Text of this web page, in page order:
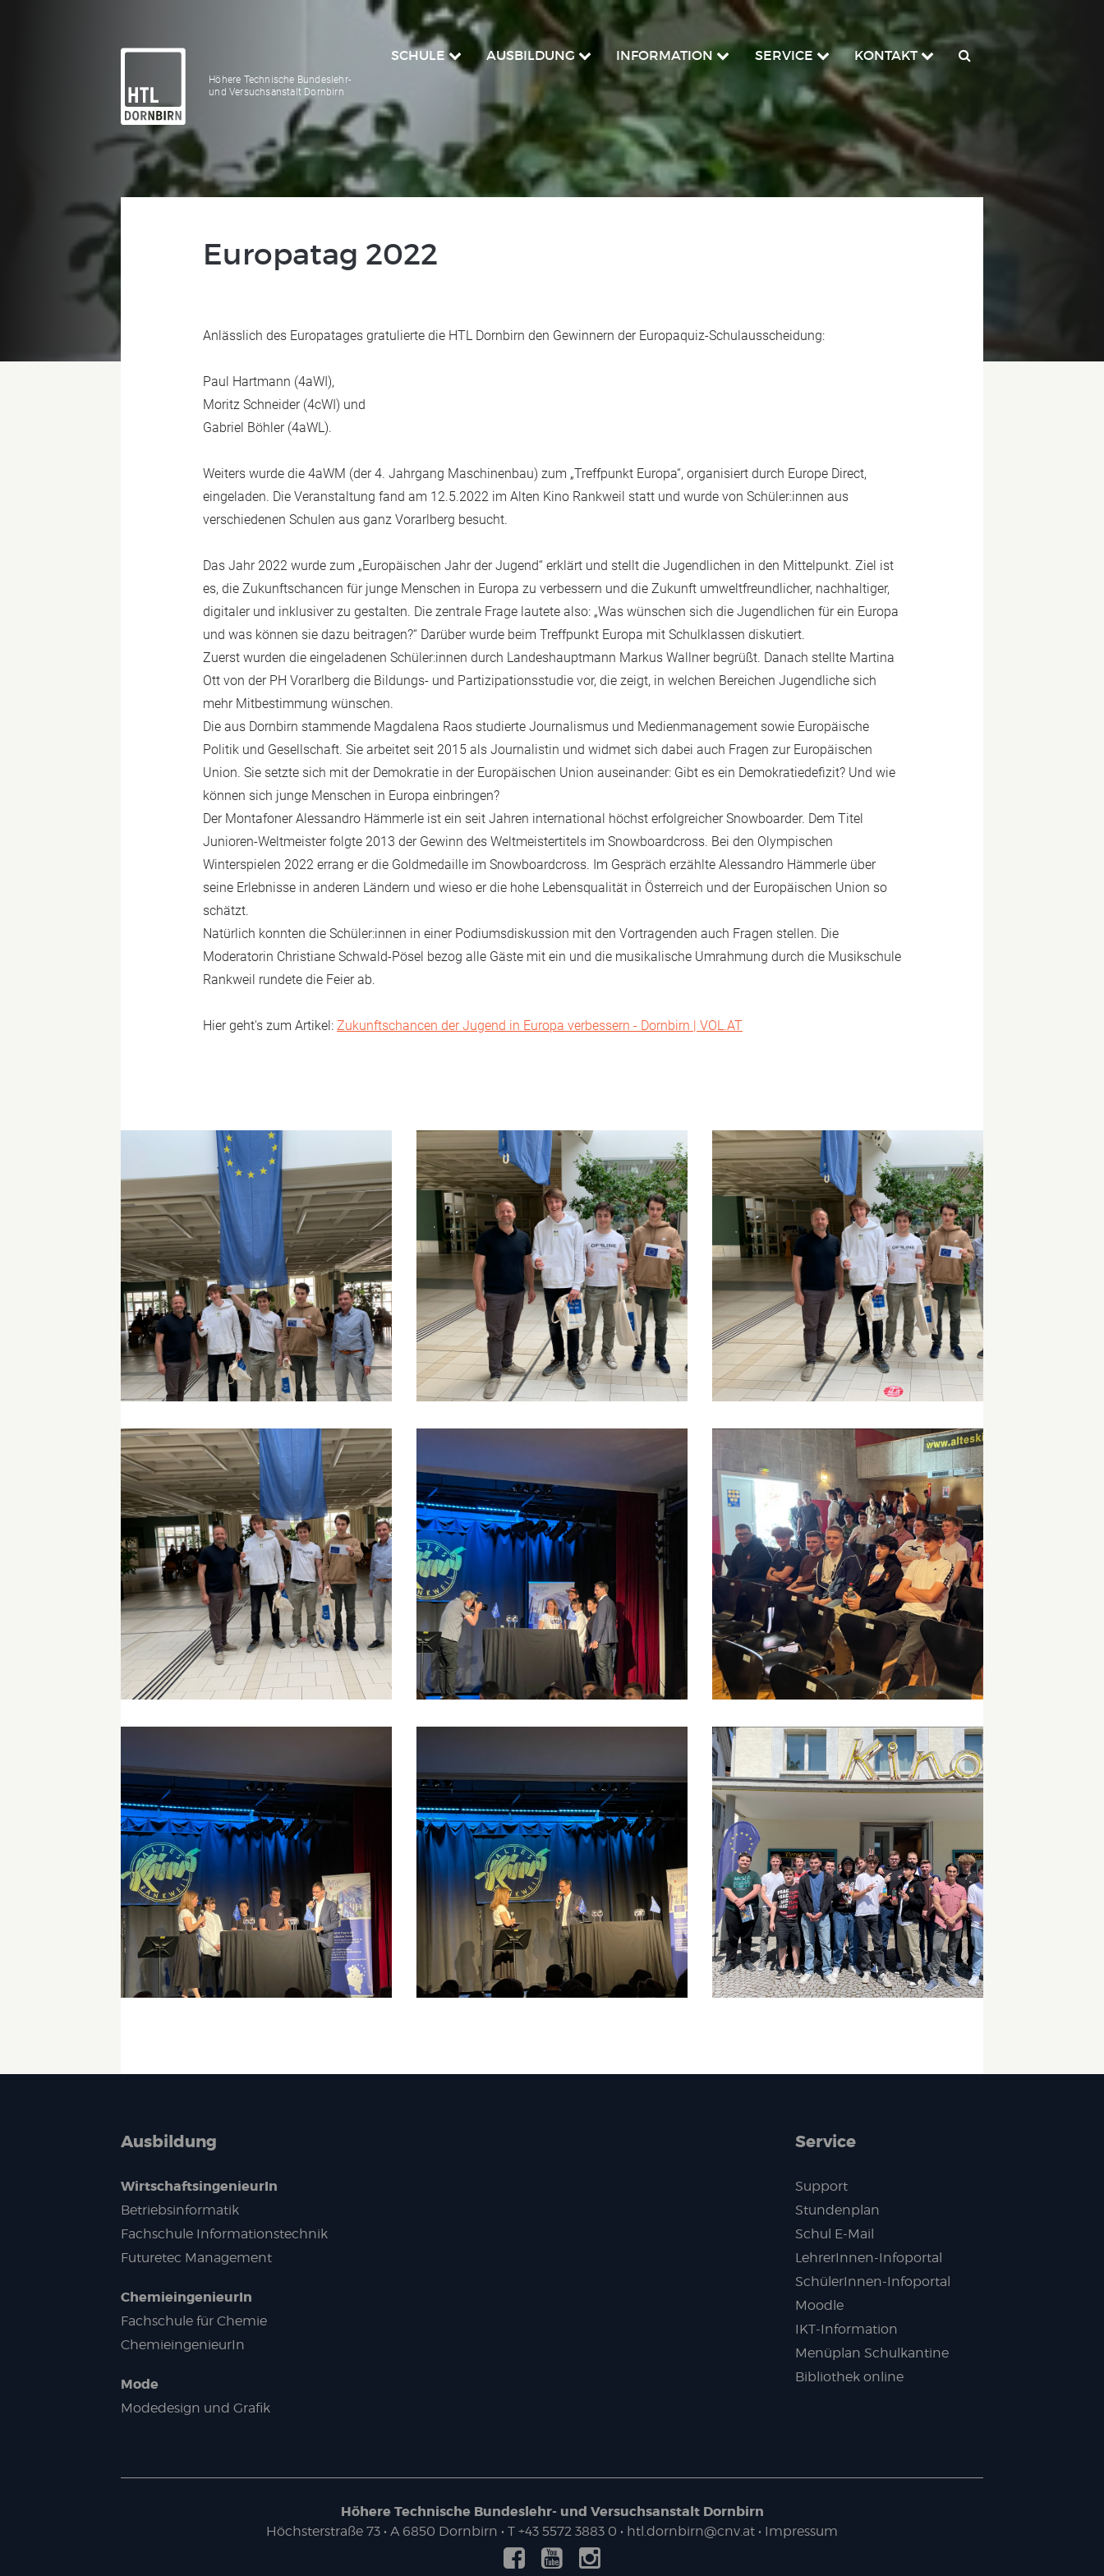
Höhere Technische Bundeslehr-
und Versuchsanstalt Dornbirn
SCHULE AUSBILDUNG INFORMATION SERVICE KONTAKT
Europatag 2022
Anlässlich des Europatages gratulierte die HTL Dornbirn den Gewinnern der Europaquiz-Schulausscheidung:
Paul Hartmann (4aWI),
Moritz Schneider (4cWI) und
Gabriel Böhler (4aWL).
Weiters wurde die 4aWM (der 4. Jahrgang Maschinenbau) zum „Treffpunkt Europa“, organisiert durch Europe Direct,
eingeladen. Die Veranstaltung fand am 12.5.2022 im Alten Kino Rankweil statt und wurde von Schüler:innen aus
verschiedenen Schulen aus ganz Vorarlberg besucht.
Das Jahr 2022 wurde zum „Europäischen Jahr der Jugend“ erklärt und stellt die Jugendlichen in den Mittelpunkt. Ziel ist
es, die Zukunftschancen für junge Menschen in Europa zu verbessern und die Zukunft umweltfreundlicher, nachhaltiger,
digitaler und inklusiver zu gestalten. Die zentrale Frage lautete also: „Was wünschen sich die Jugendlichen für ein Europa
und was können sie dazu beitragen?“ Darüber wurde beim Treffpunkt Europa mit Schulklassen diskutiert.
Zuerst wurden die eingeladenen Schüler:innen durch Landeshauptmann Markus Wallner begrüßt. Danach stellte Martina
Ott von der PH Vorarlberg die Bildungs- und Partizipationsstudie vor, die zeigt, in welchen Bereichen Jugendliche sich
mehr Mitbestimmung wünschen.
Die aus Dornbirn stammende Magdalena Raos studierte Journalismus und Medienmanagement sowie Europäische
Politik und Gesellschaft. Sie arbeitet seit 2015 als Journalistin und widmet sich dabei auch Fragen zur Europäischen
Union. Sie setzte sich mit der Demokratie in der Europäischen Union auseinander: Gibt es ein Demokratiedefizit? Und wie
können sich junge Menschen in Europa einbringen?
Der Montafoner Alessandro Hämmerle ist ein seit Jahren international höchst erfolgreicher Snowboarder. Dem Titel
Junioren-Weltmeister folgte 2013 der Gewinn des Weltmeistertitels im Snowboardcross. Bei den Olympischen
Winterspielen 2022 errang er die Goldmedaille im Snowboardcross. Im Gespräch erzählte Alessandro Hämmerle über
seine Erlebnisse in anderen Ländern und wieso er die hohe Lebensqualität in Österreich und der Europäischen Union so
schätzt.
Natürlich konnten die Schüler:innen in einer Podiumsdiskussion mit den Vortragenden auch Fragen stellen. Die
Moderatorin Christiane Schwald-Pösel bezog alle Gäste mit ein und die musikalische Umrahmung durch die Musikschule
Rankweil rundete die Feier ab.
Hier geht's zum Artikel: Zukunftschancen der Jugend in Europa verbessern - Dornbirn | VOL.AT
Ausbildung
WirtschaftsingenieurIn
Betriebsinformatik
Fachschule Informationstechnik
Futuretec Management
ChemieingenieurIn
Fachschule für Chemie
ChemieingenieurIn
Mode
Modedesign und Grafik
Service
Support
Stundenplan
Schul E-Mail
LehrerInnen-Infoportal
SchülerInnen-Infoportal
Moodle
IKT-Information
Menüplan Schulkantine
Bibliothek online
Höhere Technische Bundeslehr- und Versuchsanstalt Dornbirn
Höchsterstraße 73 • A 6850 Dornbirn • T +43 5572 3883 0 • htl.dornbirn@cnv.at • Impressum